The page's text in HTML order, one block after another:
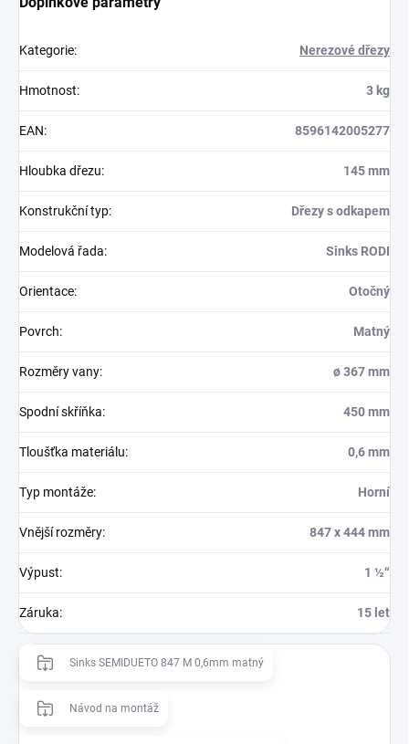
Kategorie: Nerezové dřezy
Hmotnost: 3 kg
EAN: 8596142005277
Hloubka dřezu: 145 mm
Konstrukční typ: Dřezy s odkapem
Modelová řada: Sinks RODI
Orientace: Otočný
Povrch: Matný
Rozměry vany: ø 367 mm
Spodní skříňka: 450 mm
Tloušťka materiálu: 0,6 mm
Typ montáže: Horní
Vnější rozměry: 847 x 444 mm
Výpust: 1 ½“
Záruka: 15 let
Sinks SEMIDUETO 847 M 0,6mm matný
Návod na montáž